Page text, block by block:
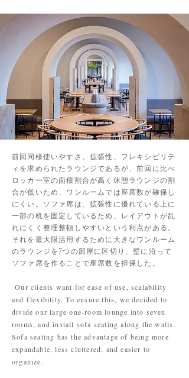
前回同様使いやすさ、拡張性、フレキシビリテ
ィを求められたラウンジであるが、前回に比べ
ロッカー室の面積割合が高く休憩ラウンジの割
合が低いため、ワンルームでは座席数が確保し
にくい。ソファ席は、拡張性に優れている上に
一部の机を固定しているため、レイアウトが乱
れにくく整理整頓しやすいという利点がある。
それを最大限活用するために大きなワンルーム
のラウンジを7つの部屋に区切り、壁に沿って
ソファ席を作ることで座席数を担保した。
Our clients want for ease of use, scalability
and flexibility. To ensure this, we decided to
divide our large one-room lounge into seven
rooms, and install sofa seating along the walls.
Sofa seating has the advantage of being more
expandable, less cluttered, and easier to
organize.